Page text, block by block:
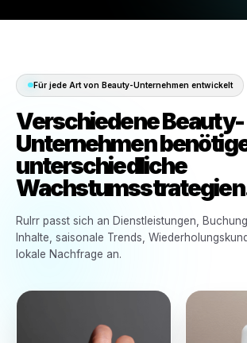
Für jede Art von Beauty-Unternehmen
Verschiedene
unterschiedliche